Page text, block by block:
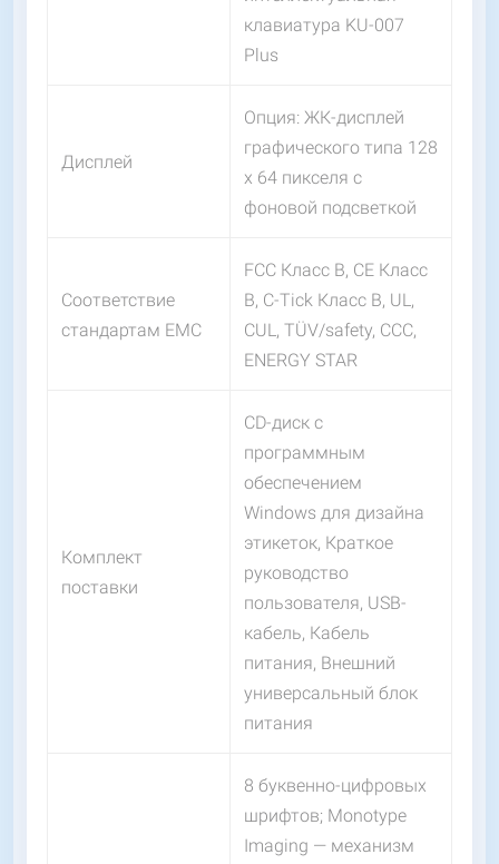
клавиатура KU-007
Plus
Дисплей
Опция: ЖК-дисплей
графического типа 128
x 64 пикселя с
фоновой подсветкой
Соответствие
стандартам EMC
FCC Класс B, CE Класс
B, C-Tick Класс B, UL,
СUL, TÜV/safety, CCC,
ENERGY STAR
Комплект
поставки
CD-диск с
программным
обеспечением
Windows для дизайна
этикеток, Краткое
руководство
пользователя, USB-
кабель, Кабель
питания, Внешний
универсальный блок
питания
8 буквенно-цифровых
шрифтов; Monotype
Imaging — механизм